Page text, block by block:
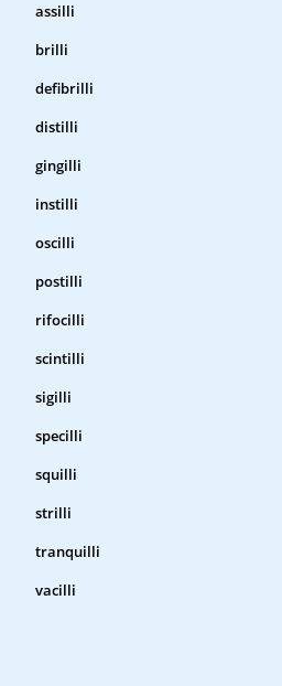
assilli
brilli
defibrilli
distilli
gingilli
instilli
oscilli
postilli
rifocilli
scintilli
sigilli
specilli
squilli
strilli
tranquilli
vacilli